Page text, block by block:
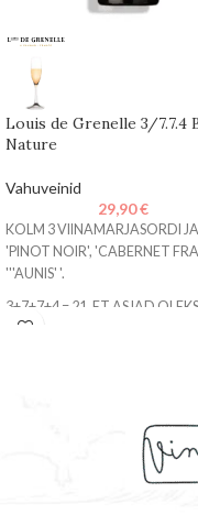
Louis de Grenelle 3/7.7.4
Nature
Vahuveinid
29,90€
KOLM 3 VIINAMARJASORDI
'PINOT NOIR', 'CABERNET
'''AUNIS' '.
3+7+7+4 = 21, ET ASJAD
TASAKAALUS.